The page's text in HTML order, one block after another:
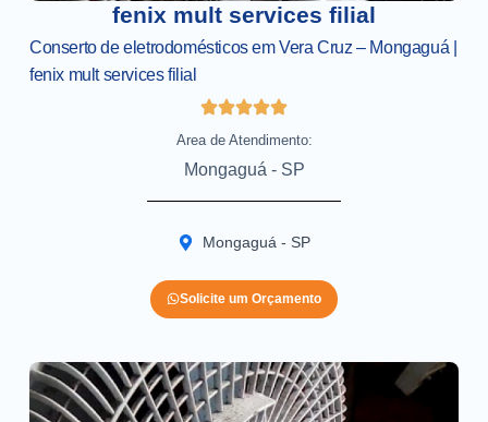
fenix mult services filial
Conserto de eletrodomésticos em Vera Cruz – Mongaguá |
fenix mult services filial
Area de Atendimento:
Mongaguá - SP
Mongaguá - SP
Solicite um Orçamento